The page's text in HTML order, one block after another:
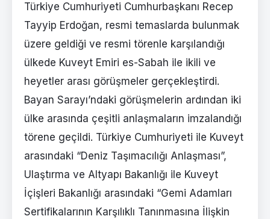
Türkiye Cumhuriyeti Cumhurbaşkanı Recep
Tayyip Erdoğan, resmi temaslarda bulunmak
üzere geldiği ve resmi törenle karşılandığı
ülkede Kuveyt Emiri es-Sabah ile ikili ve
heyetler arası görüşmeler gerçekleştirdi.
Bayan Sarayı’ndaki görüşmelerin ardından iki
ülke arasında çeşitli anlaşmaların imzalandığı
törene geçildi. Türkiye Cumhuriyeti ile Kuveyt
arasındaki “Deniz Taşımacılığı Anlaşması”,
Ulaştırma ve Altyapı Bakanlığı ile Kuveyt
İçişleri Bakanlığı arasındaki “Gemi Adamları
Sertifikalarının Karşılıklı Tanınmasına İlişkin